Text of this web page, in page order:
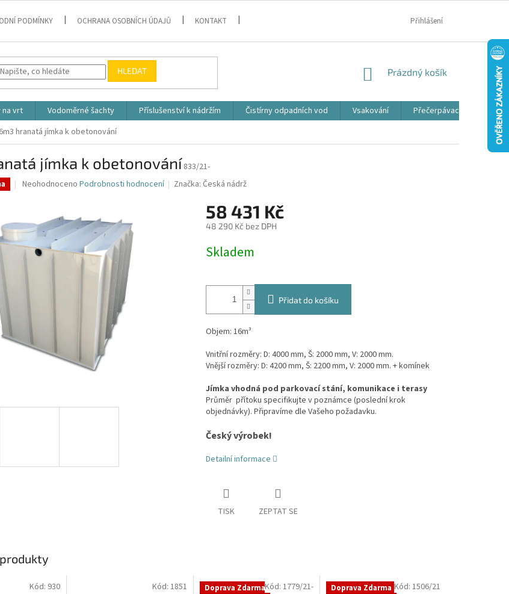
PODMÍNKY OCHRANA OSOBNÍCH ÚDAJŮ KONTAKT Přihlášení
HLEDAT
NÁKUPNÍ
Prázdný košík
na vrt Vodoměrné šachty Příslušenství k nádržím Čistírny odpadních vod Vsakování Přečerpávací jímky
hranatá jímka k obetonování
jímka k obetonování 833/21-
Průměrné
0,0
z
5
Neohodnoceno Podrobnosti hodnocení Značka:Česká nádrž
58 431 Kč
48 290 Kč bez DPH
cena:
Skladem
Přidat do košíku
Objem: 16m³
Vnitřní rozměry: D: 4000 mm, Š: 2000 mm, V: 2000 mm.
Vnější rozměry: D: 4200 mm, Š: 2200 mm, V: 2000 mm. + komínek
Jímka vhodná pod parkovací stání, komunikace i terasy
Průměr přítoku specifikujte v poznámce (poslední krok
objednávky). Připravíme dle Vašeho požadavku.
Český výrobek!
Detailní informace
TISK ZEPTAT SE
Kód: 930 Kód: 1851 Doprava ZdarmaKód:1779/21- Doprava Zdarma Kód: 1506/21